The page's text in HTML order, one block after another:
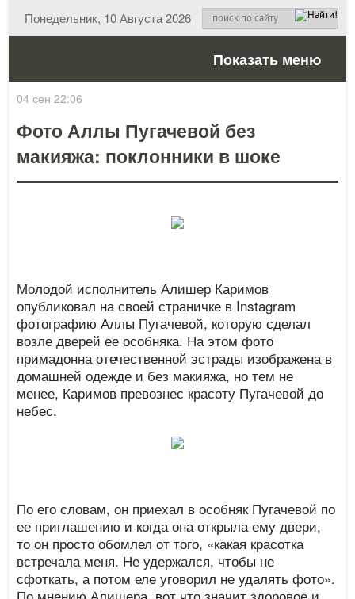
Понедельник, 10 Августа 2026
Показать меню
04 сен 22:06
Фото Аллы Пугачевой без
макияжа: поклонники в шоке
Молодой исполнитель Алишер Каримов
опубликовал на своей страничке в Instagram
фотографию Аллы Пугачевой, которую сделал
возле дверей ее особняка. На этом фото
примадонна отечественной эстрады изображена в
домашней одежде и без макияжа, но тем не
менее, Каримов превознес красоту Пугачевой до
небес.
По его словам, он приехал в особняк Пугачевой по
ее приглашению и когда она открыла ему двери,
то он просто обомлел от того, «какая красотка
встречала меня. Не удержался, чтобы не
сфоткать, а потом еле уговорил не удалять фото».